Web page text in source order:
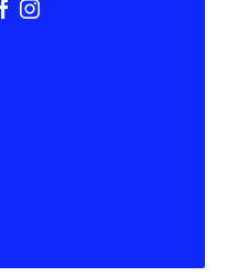
facebook
instagram